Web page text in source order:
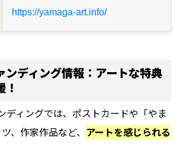
https://yamaga-art.info/
ンディング情報：アートな特典
ディングでは、ポストカードや「やま
、作家作品など、 アートを感じられる